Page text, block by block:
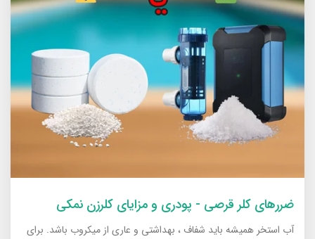
ضررهای کلر قرصی - پودری و مزایای کلرزن نمکی
آب استخر همیشه باید شفاف ، بهداشتی و عاری از میکروب باشد. برای